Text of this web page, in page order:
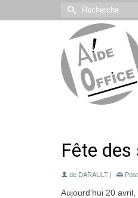
Rechercher :
Fête
de DARAULT |
Aujourd’hui 20